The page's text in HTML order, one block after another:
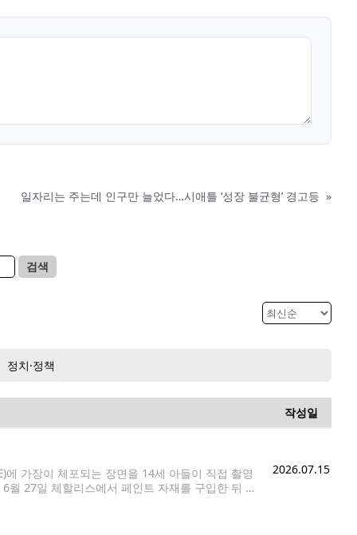
일자리는 주는데 인구만 늘었다…시애틀 ‘성장 불균형’ 경고등 »
검색
정치·정책
작성일
가장이 체포되는 장면을 14세 아들이 직접 촬영
27일 체할리스에서 페인트 자재를 구입한 뒤 일
2026.07.15